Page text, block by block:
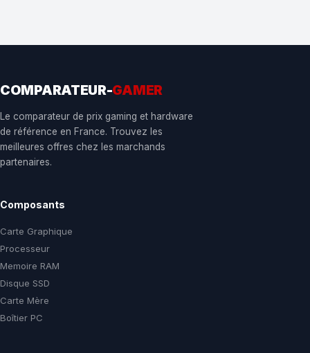
COMPARATEUR-GAMER
Le comparateur de prix gaming et hardware
de référence en France. Trouvez les
meilleures offres chez les marchands
partenaires.
Composants
Carte Graphique
Processeur
Memoire RAM
Disque SSD
Carte Mère
Boîtier PC